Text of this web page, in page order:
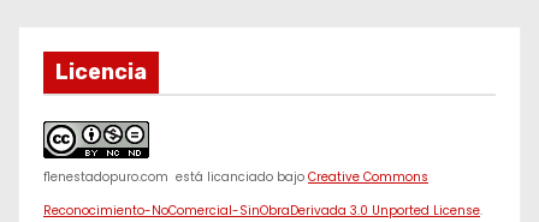
Licencia
f1enestadopuro.com está licanciado bajo Creative Commons
Reconocimiento-NoComercial-SinObraDerivada 3.0 Unported License.